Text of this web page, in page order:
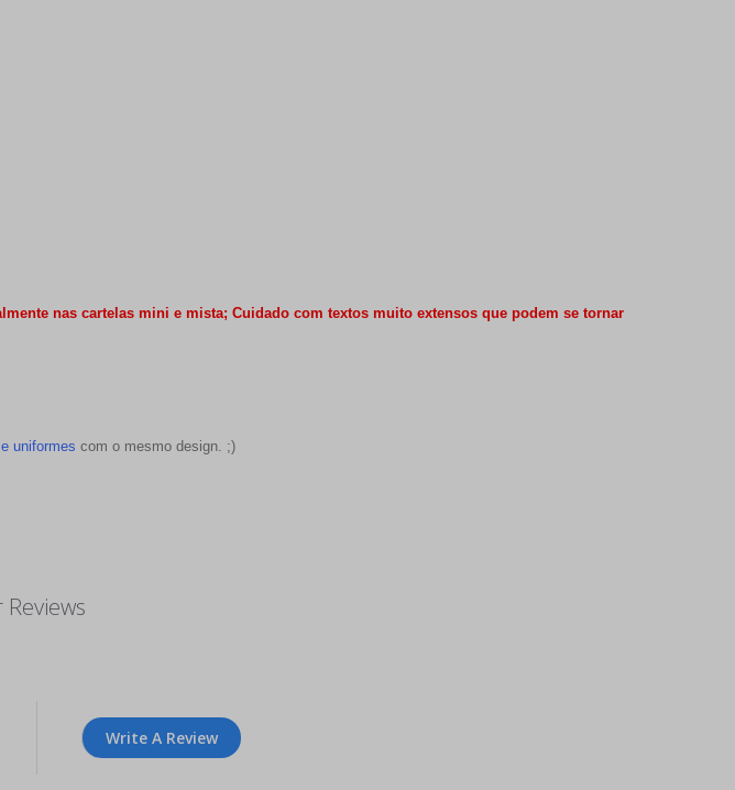
nas cartelas mini e mista; Cuidado com textos muito extensos que podem se tornar
uniformes com o mesmo design. ;)
Write A Review